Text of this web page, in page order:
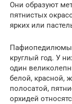
Они образуют
пятнистых
ярких или
Пафиопедилюмы
круглый год. У
один
белой, красной,
полосатой,
орхидей